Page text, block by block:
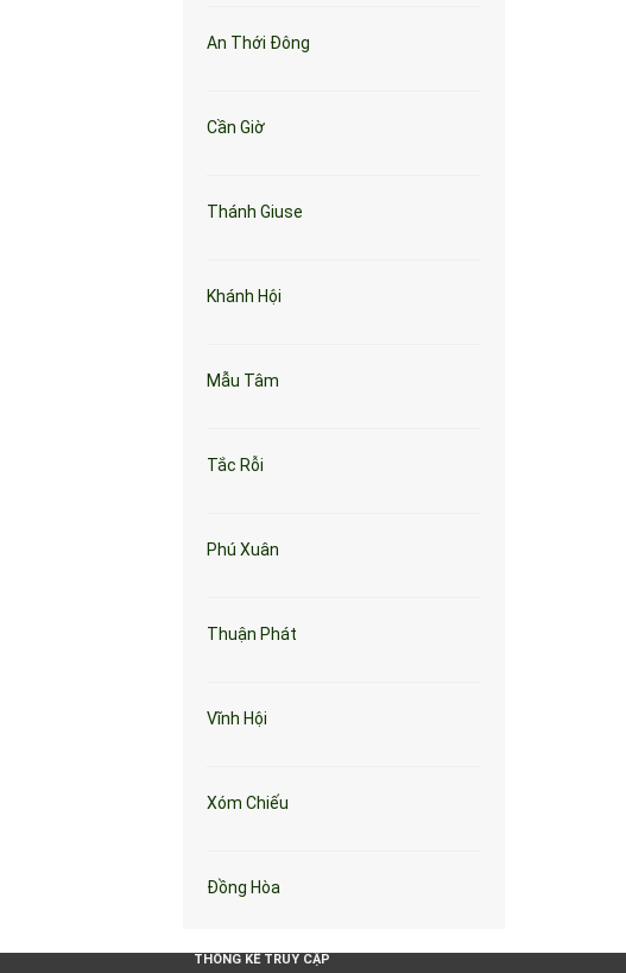
An Thới Đông
Cần Giờ
Thánh Giuse
Khánh Hội
Mẫu Tâm
Tắc Rỗi
Phú Xuân
Thuận Phát
Vĩnh Hội
Xóm Chiếu
Đồng Hòa
THỐNG KÊ TRUY CẬP